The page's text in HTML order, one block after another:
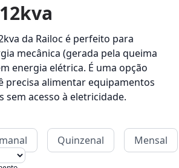
da Railoc é perfeito para
mecânica (gerada pela queima
energia elétrica. É uma opção
precisa alimentar equipamentos
sem acesso à eletricidade.
Quinzenal
Mensal